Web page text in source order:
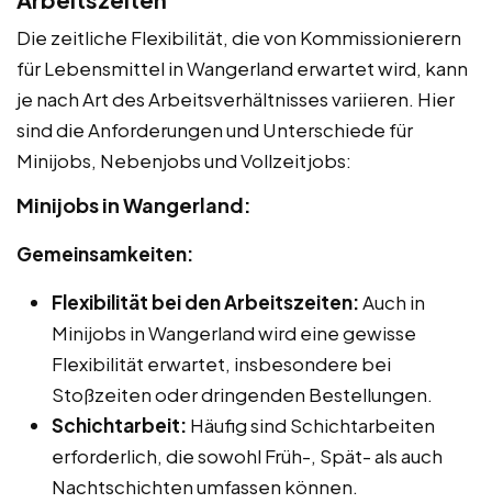
Die zeitliche Flexibilität, die von Kommissionierern
für Lebensmittel in Wangerland erwartet wird, kann
je nach Art des Arbeitsverhältnisses variieren. Hier
sind die Anforderungen und Unterschiede für
Minijobs, Nebenjobs und Vollzeitjobs:
Minijobs in Wangerland:
Gemeinsamkeiten:
Flexibilität bei den Arbeitszeiten:Auch in
Minijobs in Wangerland wird eine gewisse
Flexibilität erwartet, insbesondere bei
Stoßzeiten oder dringenden Bestellungen.
Schichtarbeit: Häufig sind Schichtarbeiten
erforderlich, die sowohl Früh-, Spät- als auch
Nachtschichten umfassen können.